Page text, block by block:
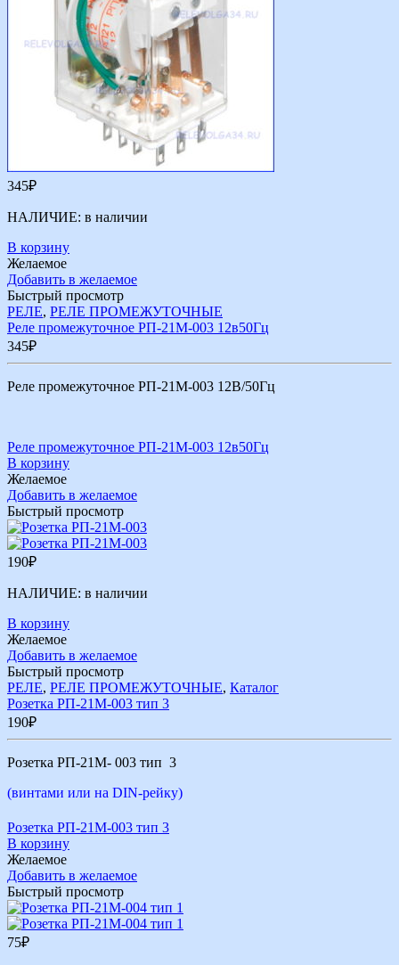
345₽
НАЛИЧИЕ: в наличии
В корзину
Желаемое
Добавить в желаемое
Быстрый просмотр
РЕЛЕ, РЕЛЕ ПРОМЕЖУТОЧНЫЕ
Реле промежуточное РП-21М-003 12в50Гц
345₽
Реле промежуточное РП-21М-003 12В/50Гц
Реле промежуточное РП-21М-003 12в50Гц
В корзину
Желаемое
Добавить в желаемое
Быстрый просмотр
190₽
НАЛИЧИЕ: в наличии
В корзину
Желаемое
Добавить в желаемое
Быстрый просмотр
РЕЛЕ, РЕЛЕ ПРОМЕЖУТОЧНЫЕ, Каталог
Розетка РП-21М-003 тип 3
190₽
Розетка РП-21М- 003 тип 3
(винтами или на DIN-рейку)
Розетка РП-21М-003 тип 3
В корзину
Желаемое
Добавить в желаемое
Быстрый просмотр
75₽